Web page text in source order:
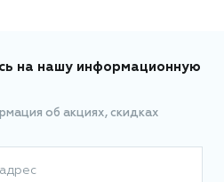
на нашу информационную
об акциях, скидках